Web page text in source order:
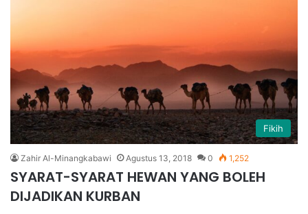
Fikih
Zahir Al-Minangkabawi Agustus 13, 2018 0 1,252
SYARAT-SYARAT HEWAN YANG BOLEH
DIJADIKAN KURBAN